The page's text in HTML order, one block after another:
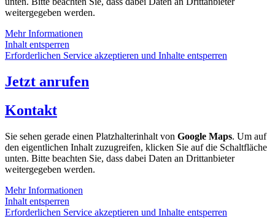
weitergegeben werden.
Mehr Informationen
Inhalt entsperren
Erforderlichen Service akzeptieren und Inhalte entsperren
Jetzt anrufen
Kontakt
Sie sehen gerade einen Platzhalterinhalt von Google Maps. Um auf
den eigentlichen Inhalt zuzugreifen, klicken Sie auf die Schaltfläche
unten. Bitte beachten Sie, dass dabei Daten an Drittanbieter
weitergegeben werden.
Mehr Informationen
Inhalt entsperren
Erforderlichen Service akzeptieren und Inhalte entsperren